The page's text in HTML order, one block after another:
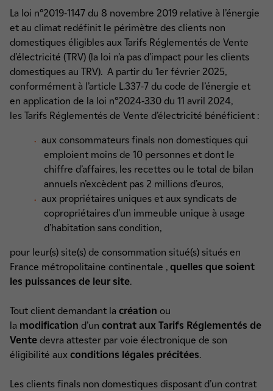
La loi n°2019-1147 du 8 novembre 2019 relative à l’énergie
et au climat redéfinit le périmètre des clients non
domestiques éligibles aux Tarifs Réglementés de Vente
d’électricité (TRV) (la loi n’a pas d’impact pour les clients
domestiques au TRV). A partir du 1er février 2025,
conformément à l’article L.337-7 du code de l’énergie et
en application de la loi n°2024-330 du 11 avril 2024,
les Tarifs Réglementés de Vente d’électricité bénéficient :
aux consommateurs finals non domestiques qui
emploient moins de 10 personnes et dont le
chiffre d’affaires, les recettes ou le total de bilan
annuels n’excèdent pas 2 millions d’euros,
aux propriétaires uniques et aux syndicats de
copropriétaires d’un immeuble unique à usage
d’habitation sans condition,
pour leur(s) site(s) de consommation situé(s) situés en
France métropolitaine continentale , quelles que soient
les puissances de leur site.
Tout client demandant la création ou
la modification d’un contrat aux Tarifs Réglementés de
Vente devra attester par voie électronique de son
éligibilité aux conditions légales précitées.
Les clients finals non domestiques disposant d’un contrat